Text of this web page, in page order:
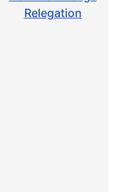
Relegation